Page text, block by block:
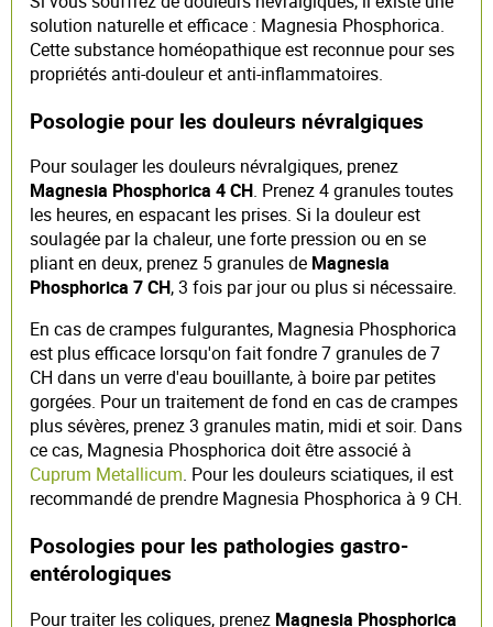
solution naturelle et efficace : Magnesia Phosphorica.
Cette substance homéopathique est reconnue pour ses
propriétés anti-douleur et anti-inflammatoires.
Posologie pour les douleurs névralgiques
Pour soulager les douleurs névralgiques, prenez
Magnesia Phosphorica 4 CH. Prenez 4 granules toutes
les heures, en espacant les prises. Si la douleur est
soulagée par la chaleur, une forte pression ou en se
pliant en deux, prenez 5 granules de Magnesia
Phosphorica 7 CH, 3 fois par jour ou plus si nécessaire.
En cas de crampes fulgurantes, Magnesia Phosphorica
est plus efficace lorsqu'on fait fondre 7 granules de 7
CH dans un verre d'eau bouillante, à boire par petites
gorgées. Pour un traitement de fond en cas de crampes
plus sévères, prenez 3 granules matin, midi et soir. Dans
ce cas, Magnesia Phosphorica doit être associé à
Cuprum Metallicum. Pour les douleurs sciatiques, il est
recommandé de prendre Magnesia Phosphorica à 9 CH.
Posologies pour les pathologies gastro-
entérologiques
Pour traiter les coliques, prenez Magnesia Phosphorica